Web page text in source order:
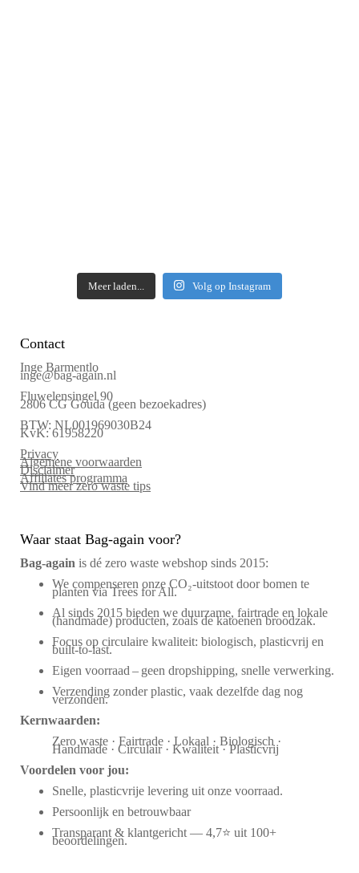
Meer laden... Volg op Instagram
Contact
Inge Barmentlo
inge@bag-again.nl
Fluwelensingel 90
2806 CG Gouda (geen bezoekadres)
BTW: NL001969030B24
KvK: 61958220
Privacy
Algemene voorwaarden
Disclaimer
Affiliates programma
Vind meer zero waste tips
Waar staat Bag-again voor?
Bag‑again is dé zero waste webshop sinds 2015:
We compenseren onze CO₂-uitstoot door bomen te
planten via Trees for All.
Al sinds 2015 bieden we duurzame, fairtrade en lokale
(handmade) producten, zoals de katoenen broodzak.
Focus op circulaire kwaliteit: biologisch, plasticvrij en
built-to-last.
Eigen voorraad – geen dropshipping, snelle verwerking.
Verzending zonder plastic, vaak dezelfde dag nog
verzonden.
Kernwaarden:
Zero waste · Fairtrade · Lokaal · Biologisch ·
Handmade · Circulair · Kwaliteit · Plasticvrij
Voordelen voor jou:
Snelle, plasticvrije levering uit onze voorraad.
Persoonlijk en betrouwbaar
Transparant & klantgericht — 4,7⭐ uit 100+
beoordelingen.